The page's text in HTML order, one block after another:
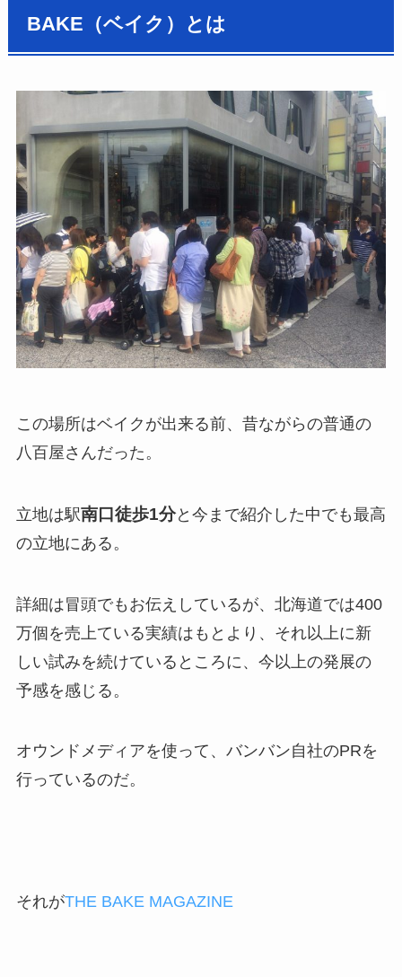
BAKE（ベイク）とは
この場所はベイクが出来る前、昔ながらの普通の
八百屋さんだった。
立地は駅南口徒歩1分と今まで紹介した中でも最高
の立地にある。
詳細は冒頭でもお伝えしているが、北海道では400
万個を売上ている実績はもとより、それ以上に新
しい試みを続けているところに、今以上の発展の
予感を感じる。
オウンドメディアを使って、バンバン自社のPRを
行っているのだ。
それがTHE BAKE MAGAZINE